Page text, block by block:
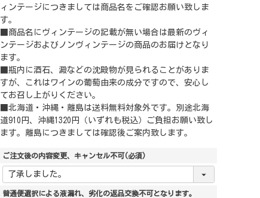
ィンテージにつきましては商品名をご確認お願い致しま
す。
■商品名にヴィンテージの記載が無い場合は最新のヴィ
ンテージおよびノンヴィンテージの商品のお届けとなり
ます。
■瓶内に酒石、澱などの沈殿物が見られることがありま
すが、これはワインの葡萄由来の成分ですので、安心し
てお召し上がりください。
■北海道・沖縄・離島は送料無料対象外です。別途北海
道910円、沖縄1320円（いずれも税込）ご負担お願い致し
ます。離島につきましては確認後ご案内致します。
ご注文後の内容変更、キャンセル不可(必須)
普通便選択による液漏れ、劣化の返品交換不可となります。